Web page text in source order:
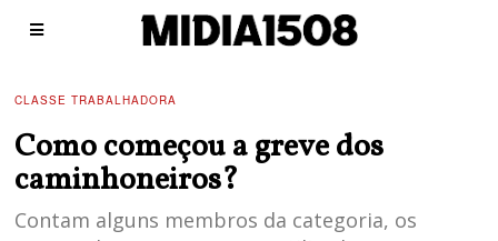
CLASSE TRABALHADORA
Como começou a greve dos
caminhoneiros?
Contam alguns membros da categoria, os